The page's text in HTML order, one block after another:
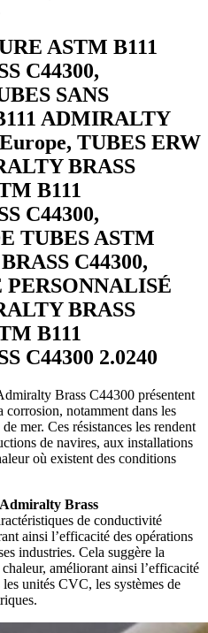
ASTM B111
C44300,
SANS
ADMIRALTY
TUBES ERW
BRASS
B111
C44300,
TUBES ASTM
C44300,
PERSONNALISÉ
BRASS
B111
C44300 2.0240
Brass C44300 présentent
corrosion, notamment dans les
mer. Ces résistances les rendent
de navires, aux installations
où existent des conditions
Brass
de conductivité
ainsi l’efficacité des opérations
industries. Cela suggère la
améliorant ainsi l’efficacité
unités CVC, les systèmes de